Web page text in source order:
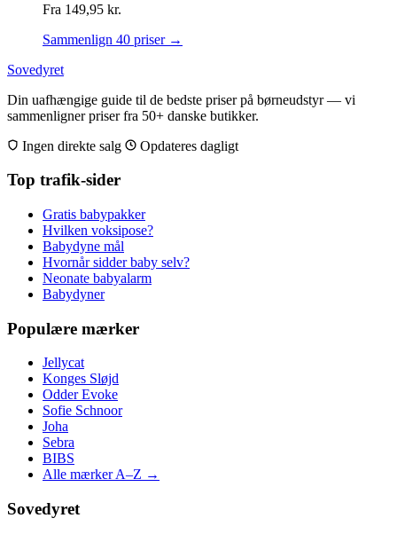
Fra 149,95 kr.
Sammenlign 40 priser →
Sovedyret
Din uafhængige guide til de bedste priser på børneudstyr — vi
sammenligner priser fra 50+ danske butikker.
Ingen direkte salg
Opdateres dagligt
Top trafik-sider
Gratis babypakker
Hvilken voksipose?
Babydyne mål
Hvornår sidder baby selv?
Neonate babyalarm
Babydyner
Populære mærker
Jellycat
Konges Sløjd
Odder Evoke
Sofie Schnoor
Joha
Sebra
BIBS
Alle mærker A–Z →
Sovedyret